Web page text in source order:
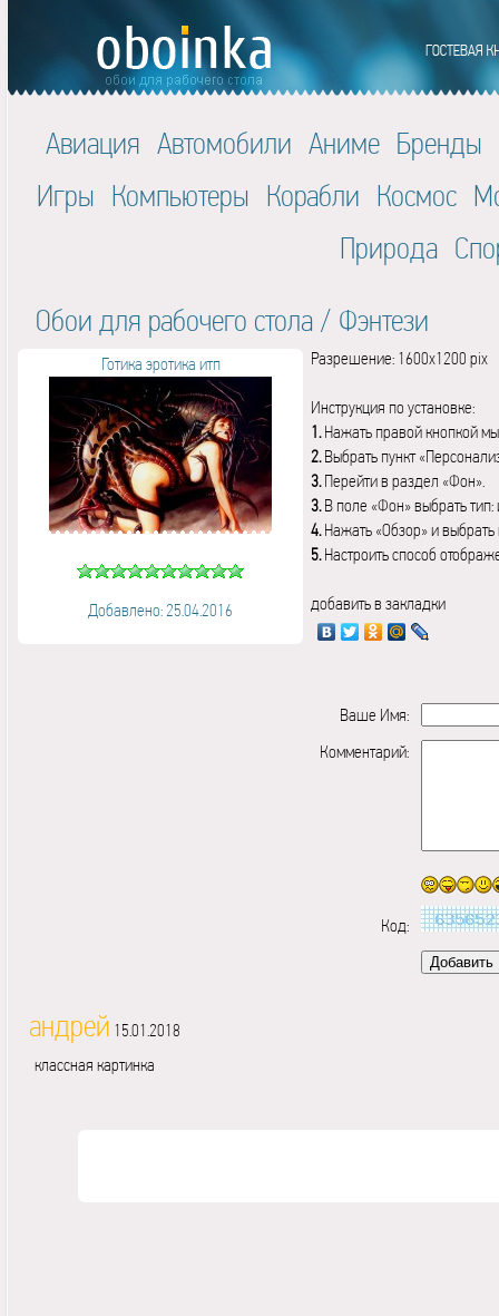
Авиация Автомобили Аниме Бренды
Игры Компьютеры Корабли Космос
Природа
Обои для рабочего стола / Фэнтези
Готика эротика итп
Добавлено: 25.04.2016
Разрешение: 1600x1200 pix
Инструкция по установке:
1.Нажать правой кнопкой
2.Выбрать пункт
3.Перейти в раздел «Фон».
3.В поле «Фон» выбрать
4.Нажать «Обзор» и выбрать
5.Настроить способ
добавить в закладки
Ваше Имя:
Комментарий:
Код:
андрей 15.01.2018
классная картинка